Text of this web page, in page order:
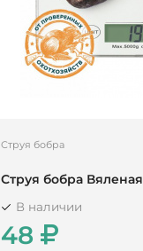
Струя бобра
Струя бобра Вяленая
В наличии
48